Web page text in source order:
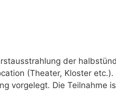
der
(Theater, Kloster
vorgelegt. Die Teilnahme